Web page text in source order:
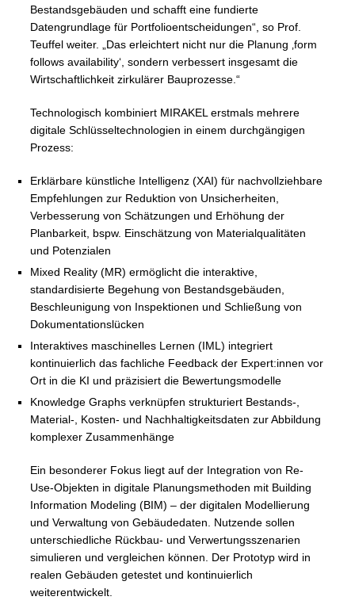
Bestandsgebäuden und schafft eine fundierte
Datengrundlage für Portfolioentscheidungen“, so Prof.
Teuffel weiter. „Das erleichtert nicht nur die Planung ‚form
follows availability‘, sondern verbessert insgesamt die
Wirtschaftlichkeit zirkulärer Bauprozesse.“
Technologisch kombiniert MIRAKEL erstmals mehrere
digitale Schlüsseltechnologien in einem durchgängigen
Prozess:
Erklärbare künstliche Intelligenz (XAI) für nachvollziehbare
Empfehlungen zur Reduktion von Unsicherheiten,
Verbesserung von Schätzungen und Erhöhung der
Planbarkeit, bspw. Einschätzung von Materialqualitäten
und Potenzialen
Mixed Reality (MR) ermöglicht die interaktive,
standardisierte Begehung von Bestandsgebäuden,
Beschleunigung von Inspektionen und Schließung von
Dokumentationslücken
Interaktives maschinelles Lernen (IML) integriert
kontinuierlich das fachliche Feedback der Expert:innen vor
Ort in die KI und präzisiert die Bewertungsmodelle
Knowledge Graphs verknüpfen strukturiert Bestands-,
Material-, Kosten- und Nachhaltigkeitsdaten zur Abbildung
komplexer Zusammenhänge
Ein besonderer Fokus liegt auf der Integration von Re-
Use-Objekten in digitale Planungsmethoden mit Building
Information Modeling (BIM) – der digitalen Modellierung
und Verwaltung von Gebäudedaten. Nutzende sollen
unterschiedliche Rückbau- und Verwertungsszenarien
simulieren und vergleichen können. Der Prototyp wird in
realen Gebäuden getestet und kontinuierlich
weiterentwickelt.